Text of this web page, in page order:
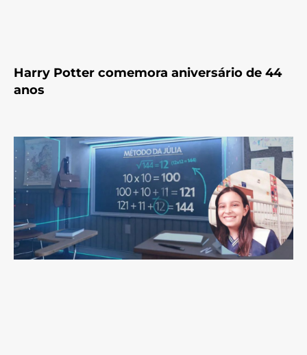
Harry Potter comemora aniversário de 44
anos